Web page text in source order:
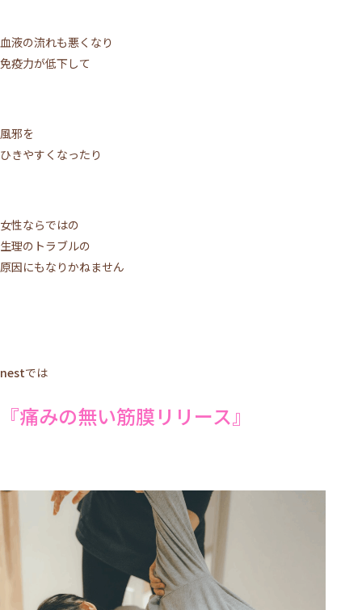
BLOG
BRIDAL
WEB予約する
血液の流れも悪くなり
免疫力が低下して
風邪を
ひきやすくなったり
女性ならではの
生理のトラブルの
原因にもなりかねません
nestでは
『痛みの無い筋膜リリース』